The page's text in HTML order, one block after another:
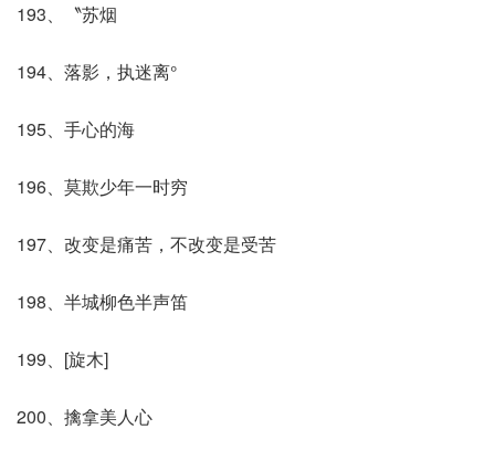
193、〝苏烟
194、落影，执迷离°
195、手心的海
196、莫欺少年一时穷
197、改变是痛苦，不改变是受苦
198、半城柳色半声笛
199、[旋木]
200、擒拿美人心